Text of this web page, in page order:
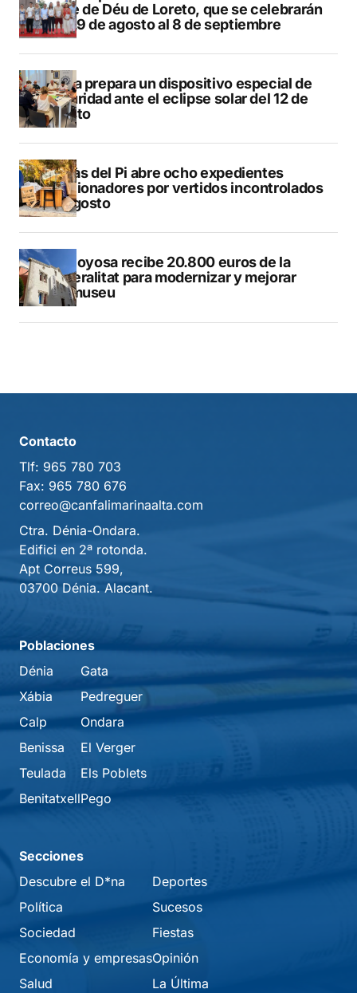
Mare de Déu de Loreto, que se celebrarán
del 29 de agosto al 8 de septiembre
Xàbia prepara un dispositivo especial de
seguridad ante el eclipse solar del 12 de
agosto
L’Alfàs del Pi abre ocho expedientes
sancionadores por vertidos incontrolados
en agosto
Villajoyosa recibe 20.800 euros de la
Generalitat para modernizar y mejorar
Vilamuseu
Contacto
Tlf: 965 780 703
Fax: 965 780 676
correo@canfalimarinaalta.com
Ctra. Dénia-Ondara.
Edifici en 2ª rotonda.
Apt Correus 599,
03700 Dénia. Alacant.
Poblaciones
Dénia
Xábia
Calp
Benissa
Teulada
Benitatxell
Gata
Pedreguer
Ondara
El Verger
Els Poblets
Pego
Secciones
Descubre el D*na
Política
Sociedad
Economía y empresas
Salud
Deportes
Sucesos
Fiestas
Opinión
La Última